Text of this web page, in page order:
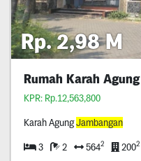
Rp. 2,98 M
Rumah Karah Agung
KPR: Rp.12,563,800
Karah AgungJambangan
3 2 5642 2002